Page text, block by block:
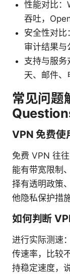
性能对比：
吞吐，
安全性对比
审计结果与
支持与服务
天、邮件、
常见问题
VPN 免费使
免费 VPN 往
能有带宽限制
择有透明政策
他隐私保护措施
如何判断
进行实际测速
传速率，比较
持稳定速度，